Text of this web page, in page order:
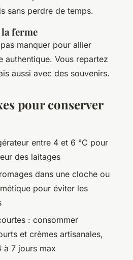
sans perdre de temps.
ferme
manquer pour allier
authentique. Vous repartez
aussi avec des souvenirs.
pour conserver
entre 4 et 6 °C pour
des laitages
dans une cloche ou
pour éviter les
: consommer
et crèmes artisanales,
à 7 jours max